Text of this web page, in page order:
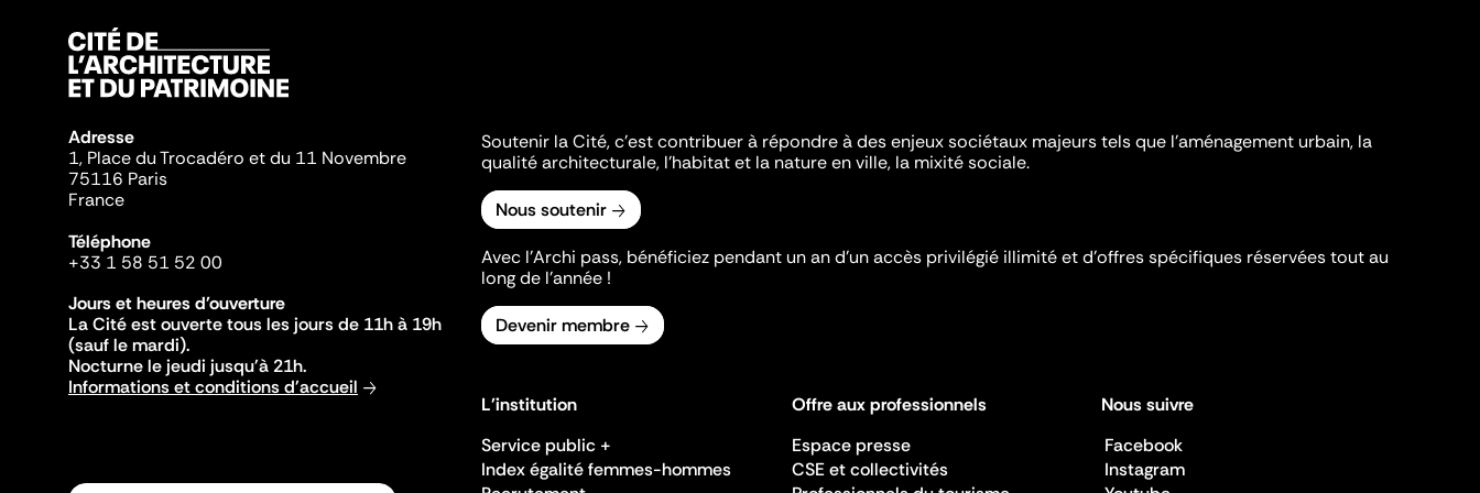
Adresse
1, Place du Trocadéro et du 11 Novembre
75116 Paris
France
Téléphone
+33 1 58 51 52 00
Jours et heures d'ouverture
La Cité est ouverte tous les jours de 11h à 19h
(sauf le mardi).
Nocturne le jeudi jusqu'à 21h.
Informations et conditions d'accueil
Soutenir la Cité, c'est contribuer à répondre à des enjeux sociétaux majeurs tels que l'aménagement urbain, la
qualité architecturale, l'habitat et la nature en ville, la mixité sociale.
Nous soutenir
Avec l’Archi pass, bénéficiez pendant un an d’un accès privilégié illimité et d’offres spécifiques réservées tout au
long de l’année !
Devenir membre
L'institution
Service public +
Index égalité femmes-hommes
Offre aux professionnels
Espace presse
CSE et collectivités
Nous suivre
Facebook
Instagram